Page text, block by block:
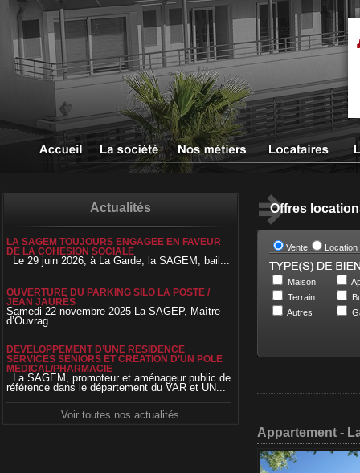
Offres
Vente Location
Maison
Terrain
Autres
Appartement -
Actualités
LA SAGEM TOUJOURS ENGAGEE EN FAVEUR
DE LA COHESION SOCIALE
Le 29 juin 2026, à La Garde, la SAGEM, bail...
OUVERTURE DU PARKING SILO LA POSTE /
JEAN JAURÈS
Samedi 22 novembre 2025 La SAGEP, Maître
d’Ouvrag...
DEVELOPPEMENT D’UNE RESIDENCE
SERVICES SENIORS ET CREATION D’UN POLE
MEDICAL/PHARMACIE
La SAGEM, promoteur et aménageur public de
référence dans le département du VAR et UN...
Voir toutes nos actualités